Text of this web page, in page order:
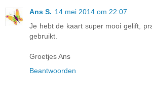
Ans S. 14 mei 2014 om 22:07
Je hebt de kaart super mooi gelift,
gebruikt.
Groetjes Ans
Beantwoorden